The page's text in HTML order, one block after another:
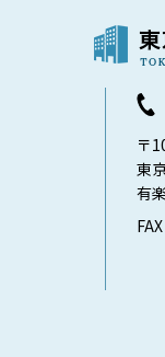
〒
東
有
FAX